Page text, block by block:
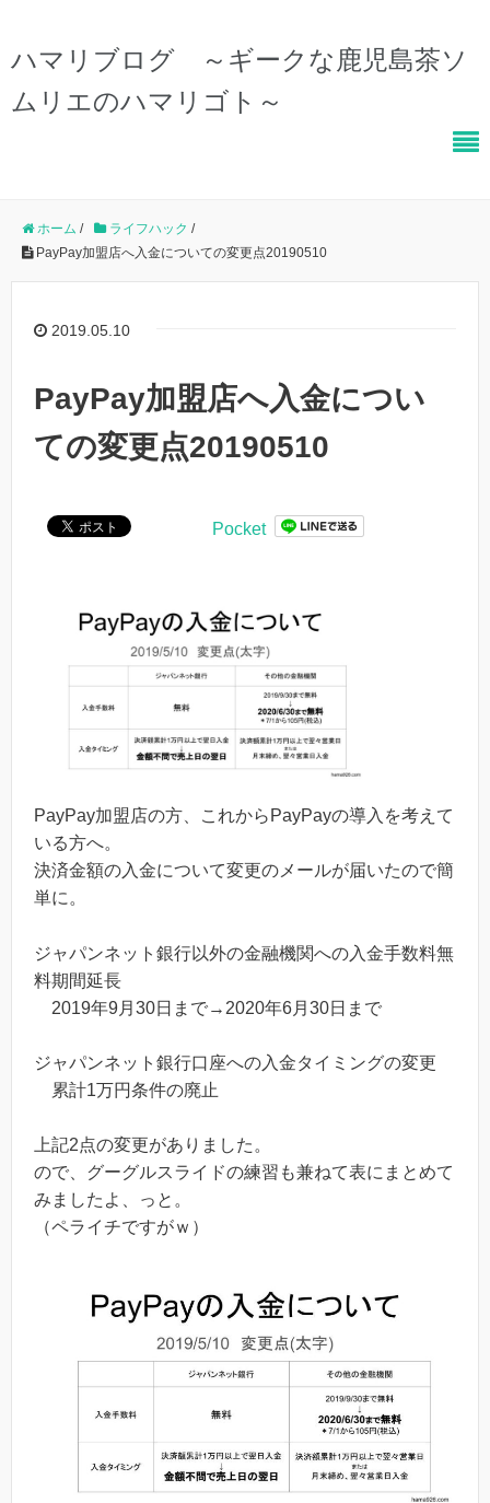
ハマリブログ ～ギークな鹿児島茶ソ
ムリエのハマリゴト～
ホーム / ライフハック /
PayPay加盟店へ入金についての変更点20190510
2019.05.10
PayPay加盟店へ入金につい
ての変更点20190510
Pocket
PayPay加盟店の方、これからPayPayの導入を考えて
いる方へ。
決済金額の入金について変更のメールが届いたので簡
単に。
ジャパンネット銀行以外の金融機関への入金手数料無
料期間延長
2019年9月30日まで→2020年6月30日まで
ジャパンネット銀行口座への入金タイミングの変更
累計1万円条件の廃止
上記2点の変更がありました。
ので、グーグルスライドの練習も兼ねて表にまとめて
みましたよ、っと。
（ペライチですがｗ）